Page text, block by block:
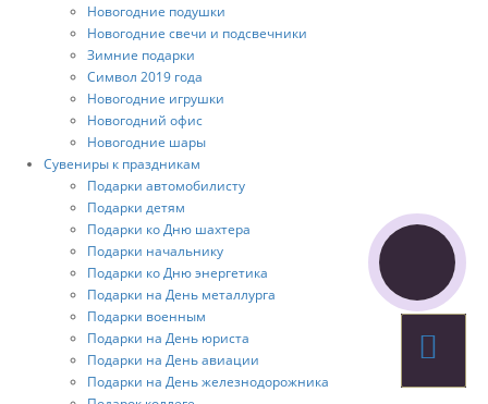
Новогодние подушки
Новогодние свечи и подсвечники
Зимние подарки
Символ 2019 года
Новогодние игрушки
Новогодний офис
Новогодние шары
Сувениры к праздникам
Подарки автомобилисту
Подарки детям
Подарки ко Дню шахтера
Подарки начальнику
Подарки ко Дню энергетика
Подарки на День металлурга
Подарки военным
Подарки на День юриста
Подарки на День авиации
Подарки на День железнодорожника